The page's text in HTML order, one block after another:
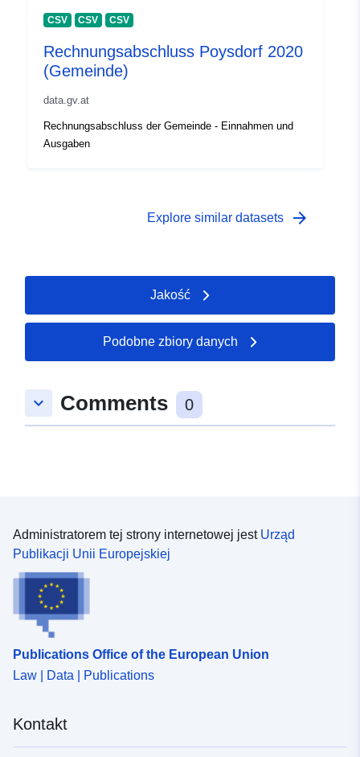
CSV CSV CSV
Rechnungsabschluss Poysdorf 2020
(Gemeinde)
data.gv.at
Rechnungsabschluss der Gemeinde - Einnahmen und
Ausgaben
Explore similar datasets arrow_forward
Jakość
Podobne zbiory danych
keyboard_arrow_down Comments 0
Administratorem tej strony internetowej jest Urząd
Publikacji Unii Europejskiej
Publications Office of the European Union
Law | Data | Publications
Kontakt